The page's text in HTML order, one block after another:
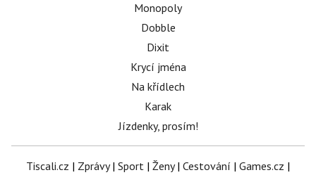
Monopoly
Dobble
Dixit
Krycí jména
Na křídlech
Karak
Jízdenky, prosím!
Tiscali.cz | Zprávy| Sport | Ženy| Cestování | Games.cz |